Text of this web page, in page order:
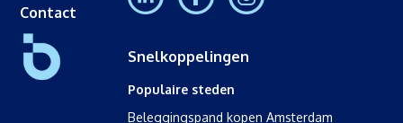
Contact
Snelkoppelingen
Populaire steden
Beleggingspand kopen Amsterdam